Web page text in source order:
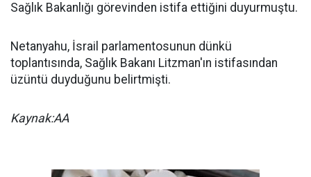
Sağlık Bakanlığı görevinden istifa ettiğini duyurmuştu.
Netanyahu, İsrail parlamentosunun dünkü
toplantısında, Sağlık Bakanı Litzman'ın istifasından
üzüntü duyduğunu belirtmişti.
Kaynak:AA